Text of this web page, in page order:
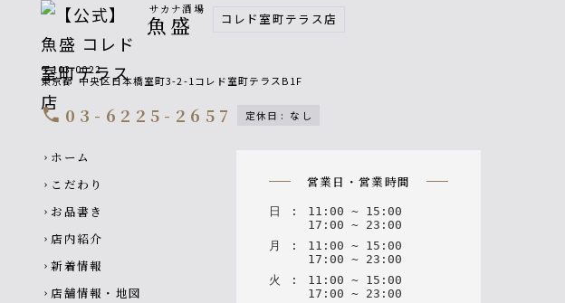
サカナ酒場
魚盛 コレド室町テラス店
〒103-0022
東京都 中央区日本橋室町3-2-1コレド室町テラスB1F
call 03-6225-2657 定休日 : なし
Footer navigation
chevron_right ホーム
chevron_right こだわり
chevron_right お品書き
chevron_right 店内紹介
chevron_right 新着情報
chevron_right 店舗情報・地図
営業日・営業時間
日 : 11 : 00 ~ 15 : 00
17 : 00 ~ 23 : 00
月
: 11 : 00 ~ 15 : 00
17 : 00 ~ 23 : 00
火
: 11 : 00 ~ 15 : 00
17 : 00 ~ 23 : 00